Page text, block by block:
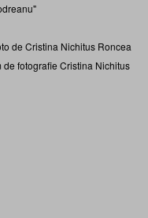
de Cristina Nichitus Roncea
fotografie Cristina Nichitus